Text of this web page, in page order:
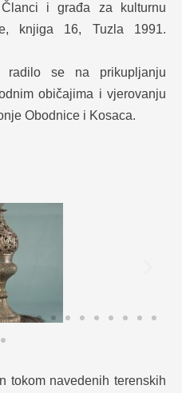
Članci i građa za kulturnu
knjiga 16, Tuzla 1991.
radilo se na prikupljanju
običajima i vjerovanju
Obodnice i Kosaca.
tokom navedenih terenskih